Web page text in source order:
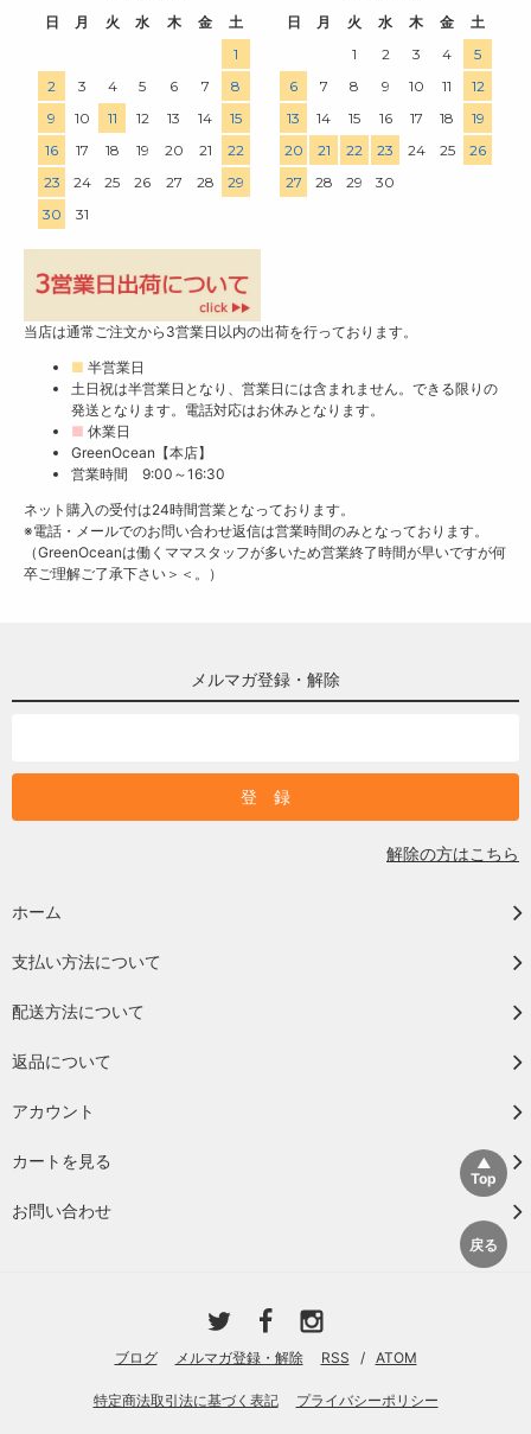
日
月 火 水 木 金
土
1
2
3 4 5 6 7
8
9
10 11 12 13 14
15
16
17 18 19 20 21
22
23
24 25 26 27 28
29
30
31
日
月 火 水 木 金
土
1
2 3 4
5
6
7 8 9 10 11
12
13
14 15 16 17 18
19
20
21 22 23 24 25
26
27
28 29 30
当店は通常ご注文から3営業日以内の出荷を行っております。
■ 半営業日
土日祝は半営業日となり、営業日には含まれません。できる限りの
発送となります。電話対応はお休みとなります。
■ 休業日
GreenOcean【本店】
営業時間 9:00～16:30
ネット購入の受付は24時間営業となっております。
※電話・メールでのお問い合わせ返信は営業時間のみとなっております。
（GreenOceanは働くママスタッフが多いため営業終了時間が早いですが何
卒ご理解ご了承下さい＞＜。）
メルマガ登録・解除
解除の方はこちら
ホーム
支払い方法について
配送方法について
返品について
アカウント
カートを見る
お問い合わせ
ブログ メルマガ登録・解除 RSS / ATOM
特定商法取引法に基づく表記 プライバシーポリシー